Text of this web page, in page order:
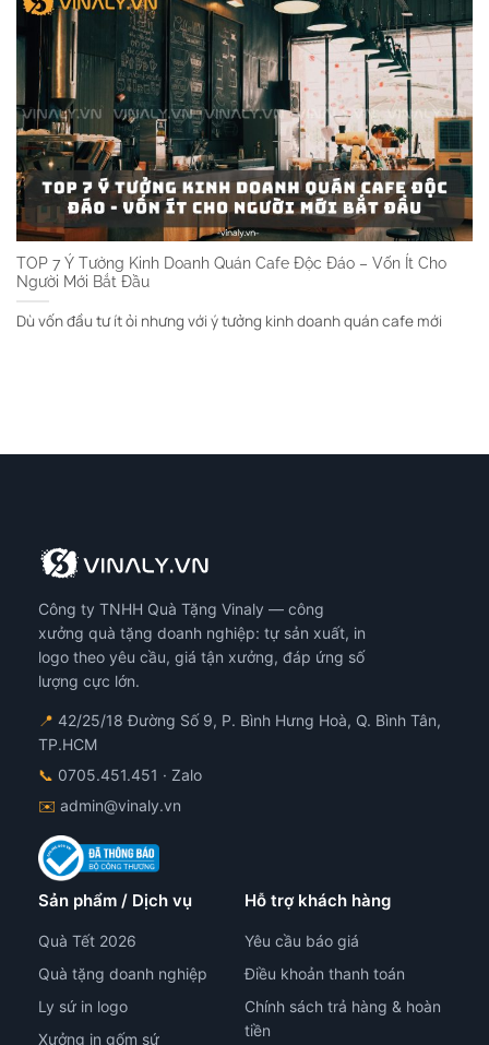
TOP 7 Ý Tưởng Kinh Doanh Quán Cafe Độc Đáo – Vốn Ít Cho
Người Mới Bắt Đầu
Dù vốn đầu tư ít ỏi nhưng với ý tưởng kinh doanh quán cafe mới
Công ty TNHH Quà Tặng Vinaly — công
xưởng quà tặng doanh nghiệp: tự sản xuất, in
logo theo yêu cầu, giá tận xưởng, đáp ứng số
lượng cực lớn.
📍 42/25/18 Đường Số 9, P. Bình Hưng Hoà, Q. Bình Tân,
TP.HCM
📞 0705.451.451 · Zalo
✉️ admin@vinaly.vn
Sản phẩm / Dịch vụ
Quà Tết 2026
Quà tặng doanh nghiệp
Ly sứ in logo
Xưởng in gốm sứ
Hỗ trợ khách hàng
Yêu cầu báo giá
Điều khoản thanh toán
Chính sách trả hàng & hoàn
tiền